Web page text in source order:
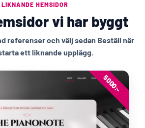
LIKNANDE HEMSIDOR
vi har byggt
referenser och välj sedan Beställ när
ett liknande upplägg.
5000:-